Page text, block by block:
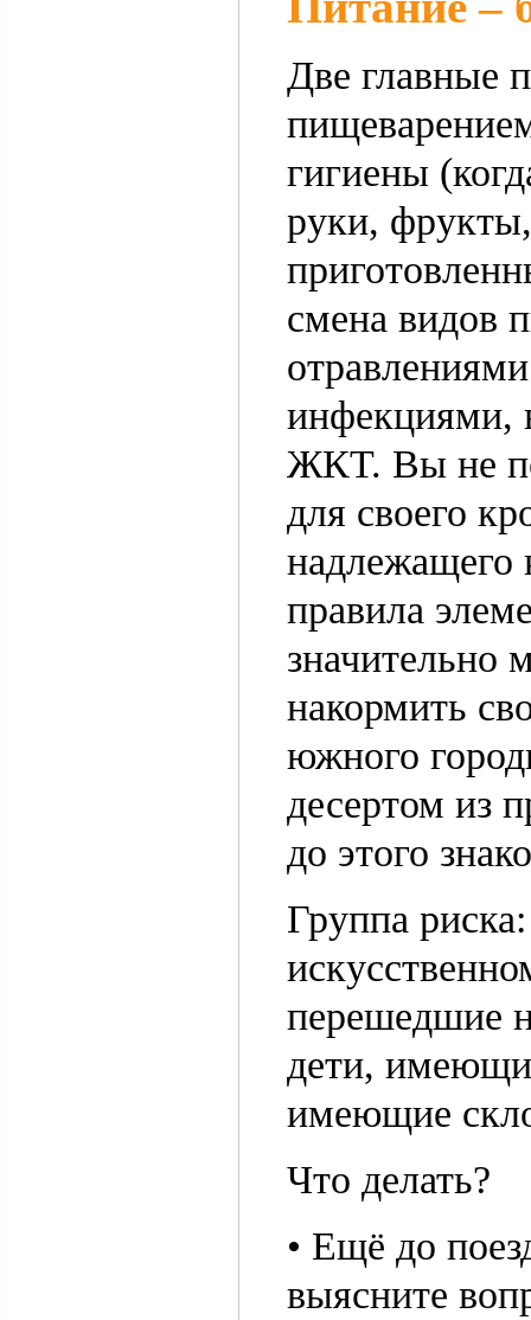
Две главные
гигиены
руки,
смена видов
инфекциями,
ЖКТ. Вы не
для своего
надлежащего
правила
значительно
накормить
южного
десертом из
до этого
Группа
перешедшие
дети,
имеющие
Что делать?
• Ещё до
выясните